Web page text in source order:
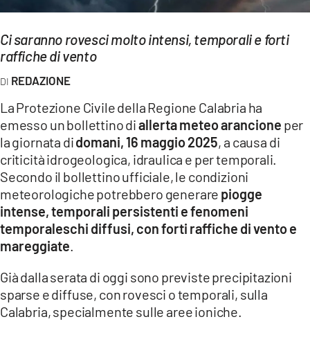
Streaming
LAC TV
LaC
Network
LACPLAY.IT
LACTV.IT
LACONAIR.IT
ILREGGINO.IT
COSENZACHANNEL.IT
Ci saranno rovesci molto intensi, temporali e forti
raffiche di vento
REDAZIONE
La Protezione Civile della Regione Calabria ha
emesso un bollettino diallerta meteo arancione per
la giornata didomani, 16 maggio 2025, a causa di
criticità idrogeologica, idraulica e per temporali.
Secondo il bollettino ufficiale, le condizioni
meteorologiche potrebbero generare piogge
intense, temporali persistenti e fenomeni
temporaleschi diffusi, con forti raffiche di vento e
mareggiate
Già dalla serata di oggi sono previste precipitazioni
sparse e diffuse, con rovesci o temporali, sulla
Calabria, specialmente sulle aree ioniche.